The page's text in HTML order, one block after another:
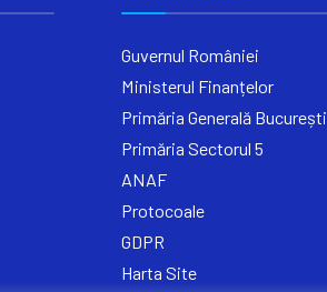
Guvernul României
Ministerul Finanțelor
Primăria Generală București
Primăria Sectorul 5
ANAF
Protocoale
GDPR
Harta Site